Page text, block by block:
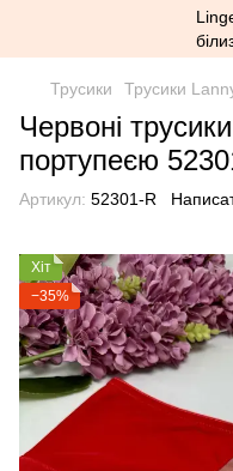
Трусики Трусики
Червоні
портупеєю
Артикул: 52301-R
Хіт
−35%